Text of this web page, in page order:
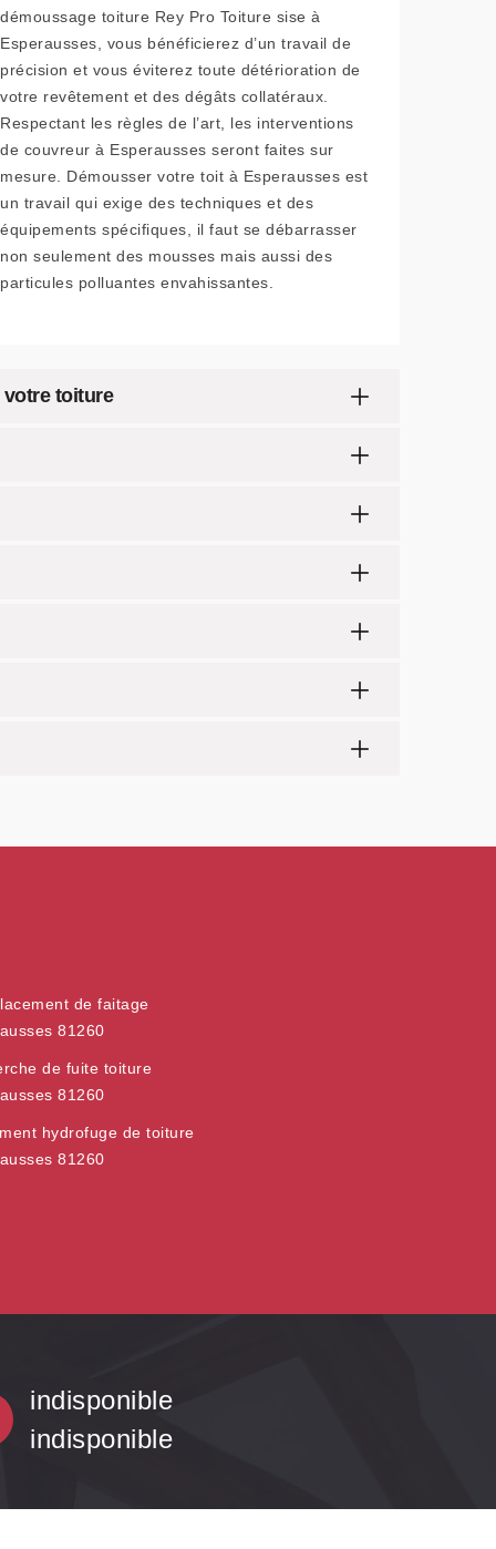
démoussage toiture Rey Pro Toiture sise à
Esperausses, vous bénéficierez d’un travail de
précision et vous éviterez toute détérioration de
votre revêtement et des dégâts collatéraux.
Respectant les règles de l’art, les interventions
de couvreur à Esperausses seront faites sur
mesure. Démousser votre toit à Esperausses est
un travail qui exige des techniques et des
équipements spécifiques, il faut se débarrasser
non seulement des mousses mais aussi des
particules polluantes envahissantes.
votre toiture
de faitage
81260
de fuite toiture
81260
hydrofuge de toiture
81260
indisponible
indisponible